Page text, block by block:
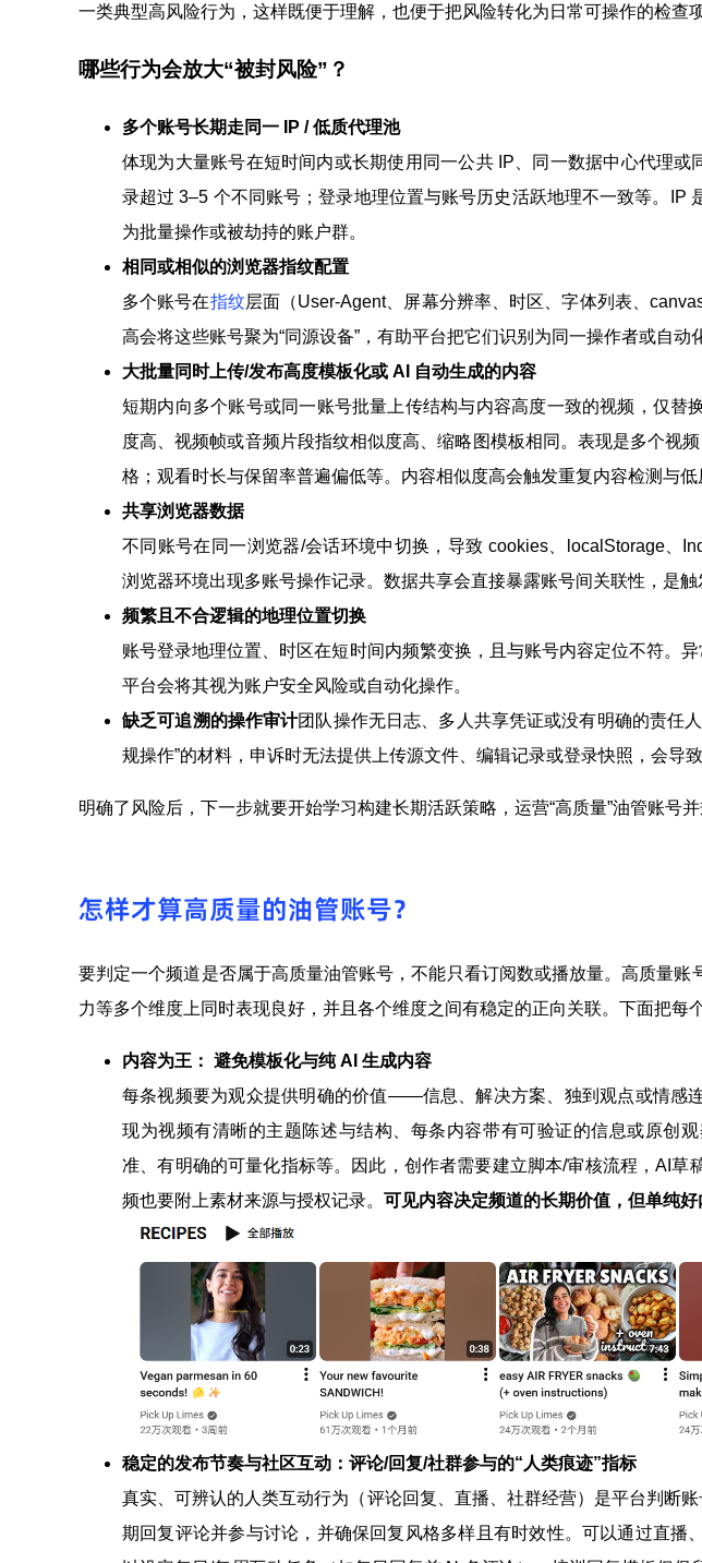
一类典型高风险行为，这样既便于理解，也便于把风险转化为日常可操作的检查项
哪些行为会放大“被封风险”？
多个账号长期走同一 IP / 低质代理池
体现为大量账号在短时间内或长期使用同一公共 IP、同一数据中心代理或
录超过 3–5 个不同账号；登录地理位置与账号历史活跃地理不一致等。IP
为批量操作或被劫持的账户群。
相同或相似的浏览器指纹配置
多个账号在指纹层面（User-Agent、屏幕分辨率、时区、字体列表、
高会将这些账号聚为“同源设备”，有助平台把它们识别为同一操作者或自动
大批量同时上传/发布高度模板化或 AI 自动生成的内容
短期内向多个账号或同一账号批量上传结构与内容高度一致的视频，仅替
度高、视频帧或音频片段指纹相似度高、缩略图模板相同。表现是多个视
格；观看时长与保留率普遍偏低等。内容相似度高会触发重复内容检测与
共享浏览器数据
不同账号在同一浏览器/会话环境中切换，导致 cookies、localStorage、
浏览器环境出现多账号操作记录。数据共享会直接暴露账号间关联性，是触
频繁且不合逻辑的地理位置切换
账号登录地理位置、时区在短时间内频繁变换，且与账号内容定位不符。
平台会将其视为账户安全风险或自动化操作。
缺乏可追溯的操作审计团队操作无日志、多人共享凭证或没有明确的责任
规操作”的材料，申诉时无法提供上传源文件、编辑记录或登录快照，会导
明确了风险后，下一步就要开始学习构建长期活跃策略，运营“高质量”油管账号并
怎样才算高质量的油管账号？
要判定一个频道是否属于高质量油管账号，不能只看订阅数或播放量。高质量
力等多个维度上同时表现良好，并且各个维度之间有稳定的正向关联。下面把每
内容为王： 避免模板化与纯 AI 生成内容
每条视频要为观众提供明确的价值——信息、解决方案、独到观点或情感
现为视频有清晰的主题陈述与结构、每条内容带有可验证的信息或原创
准、有明确的可量化指标等。因此，创作者需要建立脚本/审核流程，AI草
频也要附上素材来源与授权记录。 可见内容决定频道的长期价值，但单纯
稳定的发布节奏与社区互动：评论/回复/社群参与的“人类痕迹”指标
真实、可辨认的人类互动行为（评论回复、直播、社群经营）是平台判断
期回复评论并参与讨论，并确保回复风格多样且有时效性。可以通过直播